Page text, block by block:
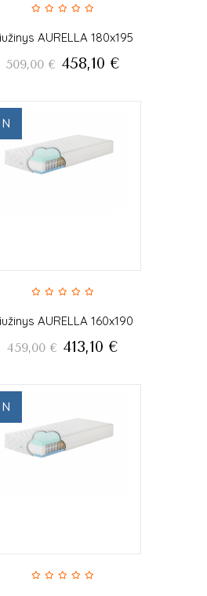
AURELLA 180x195
509,00 € 458,10 €
N
AURELLA 160x190
459,00 € 413,10 €
N